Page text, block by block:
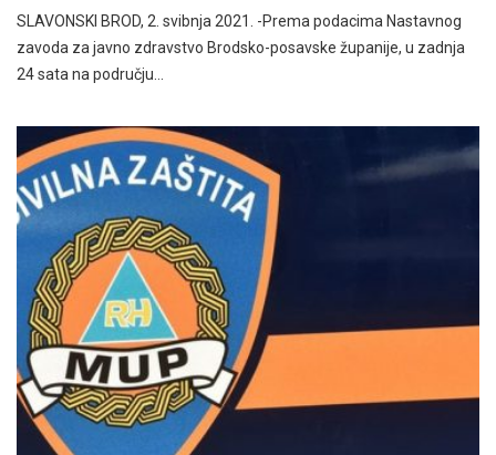
SLAVONSKI BROD, 2. svibnja 2021. -Prema podacima Nastavnog
zavoda za javno zdravstvo Brodsko-posavske županije, u zadnja
24 sata na području…